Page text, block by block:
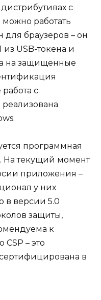
с
работать
браузеров – он
USB-токена и
на защищенные
с
программная
На текущий момент
приложения –
у них
в версии 5.0
защиты,
к
– это
в